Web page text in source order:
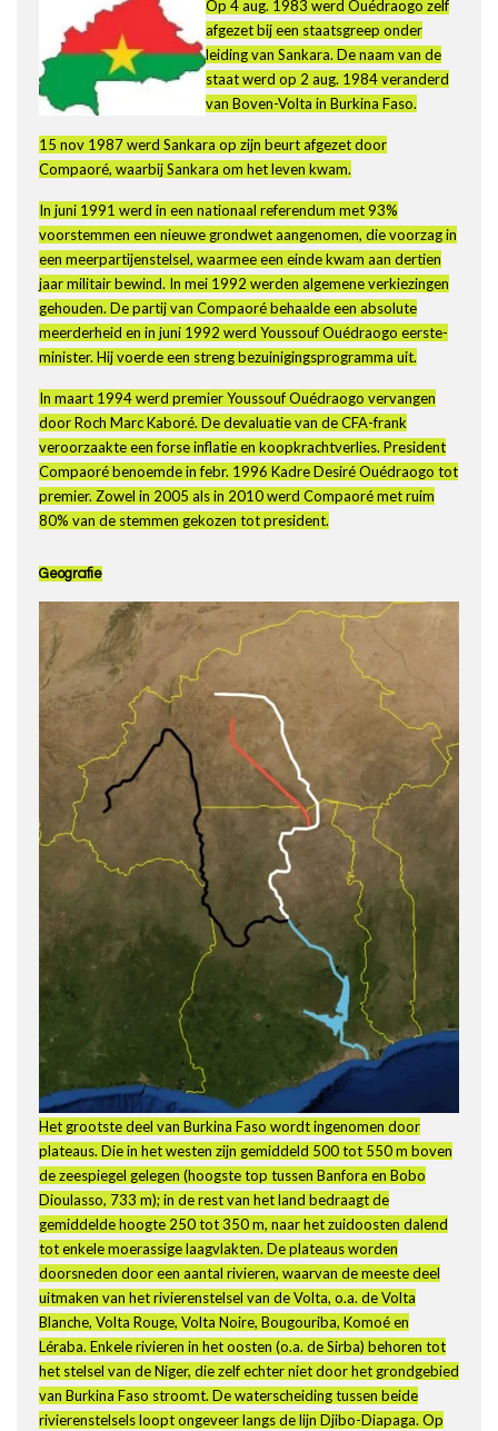
Op 4 aug. 1983 werd Ouédraogo zelf
afgezet bij een staatsgreep onder
leiding van Sankara. De naam van de
staat werd op 2 aug. 1984 veranderd
van Boven-Volta in Burkina Faso.
15 nov 1987 werd Sankara op zijn beurt afgezet door
Compaoré, waarbij Sankara om het leven kwam.
In juni 1991 werd in een nationaal referendum met 93%
voorstemmen een nieuwe grondwet aangenomen, die voorzag in
een meerpartijenstelsel, waarmee een einde kwam aan dertien
jaar militair bewind. In mei 1992 werden algemene verkiezingen
gehouden. De partij van Compaoré behaalde een absolute
meerderheid en in juni 1992 werd Youssouf Ouédraogo eerste-
minister. Hij voerde een streng bezuinigingsprogramma uit.
In maart 1994 werd premier Youssouf Ouédraogo vervangen
door Roch Marc Kaboré. De devaluatie van de CFA-frank
veroorzaakte een forse inflatie en koopkrachtverlies. President
Compaoré benoemde in febr. 1996 Kadre Desiré Ouédraogo tot
premier. Zowel in 2005 als in 2010 werd Compaoré met ruim
80% van de stemmen gekozen tot president.
Geografie
Het grootste deel van Burkina Faso wordt ingenomen door
plateaus. Die in het westen zijn gemiddeld 500 tot 550 m boven
de zeespiegel gelegen (hoogste top tussen Banfora en Bobo
Dioulasso, 733 m); in de rest van het land bedraagt de
gemiddelde hoogte 250 tot 350 m, naar het zuidoosten dalend
tot enkele moerassige laagvlakten. De plateaus worden
doorsneden door een aantal rivieren, waarvan de meeste deel
uitmaken van het rivierenstelsel van de Volta, o.a. de Volta
Blanche, Volta Rouge, Volta Noire, Bougouriba, Komoé en
Léraba. Enkele rivieren in het oosten (o.a. de Sirba) behoren tot
het stelsel van de Niger, die zelf echter niet door het grondgebied
van Burkina Faso stroomt. De waterscheiding tussen beide
rivierenstelsels loopt ongeveer langs de lijn Djibo-Diapaga. Op